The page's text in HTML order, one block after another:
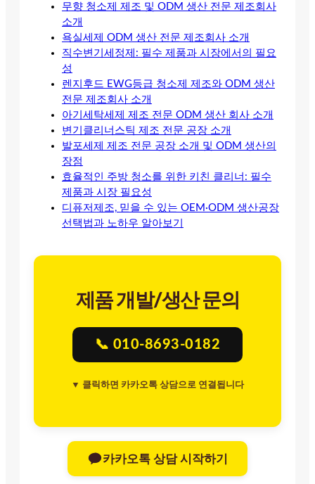
무향 청소제 제조 및 ODM 생산 전문 제조회사
소개
욕실세제 ODM 생산 전문 제조회사 소개
직수변기세정제: 필수 제품과 시장에서의 필요
성
렌지후드 EWG등급 청소제 제조와 ODM 생산
전문 제조회사 소개
아기세탁세제 제조 전문 ODM 생산 회사 소개
변기클리너스틱 제조 전문 공장 소개
발포세제 제조 전문 공장 소개 및 ODM 생산의
장점
효율적인 주방 청소를 위한 키친 클리너: 필수
제품과 시장 필요성
디퓨저제조, 믿을 수 있는 OEM·ODM 생산공장
선택법과 노하우 알아보기
제품 개발/생산 문의
📞 010-8693-0182
▼ 클릭하면 카카오톡 상담으로 연결됩니다
카카오톡 상담 시작하기